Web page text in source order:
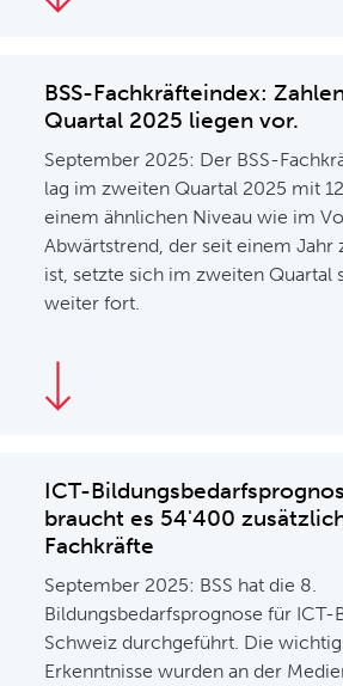
BSS-Fachkräfteindex:
Quartal 2025 liegen vor.
September 2025: Der BSS-
lag im zweiten Quartal 2025 mit
einem ähnlichen Niveau wie im
Abwärtstrend, der seit einem Jahr
ist, setzte sich im zweiten Quartal
weiter fort.
ICT-
braucht es 54'400
Fachkräfte
September 2025: BSS hat die 8.
Bildungsbedarfsprognose für ICT-
Schweiz durchgeführt. Die
Erkenntnisse wurden an der